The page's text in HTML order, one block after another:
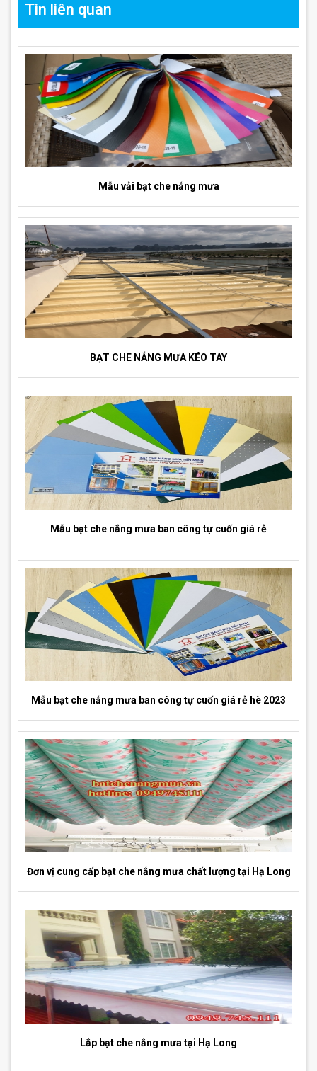
Tin liên quan
Mẫu vải bạt che nắng mưa
BẠT CHE NẮNG MƯA KÉO TAY
Mẫu bạt che nắng mưa ban công tự cuốn giá rẻ
Mẫu bạt che nắng mưa ban công tự cuốn giá rẻ hè 2023
Đơn vị cung cấp bạt che nắng mưa chất lượng tại Hạ Long
Lắp bạt che nắng mưa tại Hạ Long